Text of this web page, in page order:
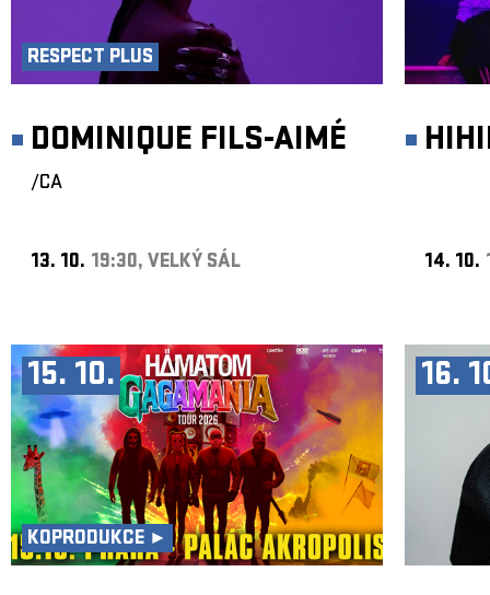
RESPECT PLUS
DOMINIQUE FILS-AIMÉ
/CA
13. 10. 19:30, VELKÝ SÁL 14. 10.
15. 10.
KOPRODUKCE ►
16.